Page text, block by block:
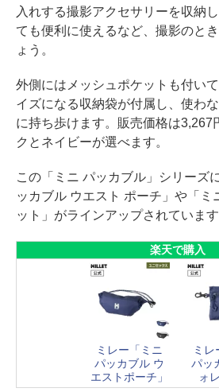
入れする撮影アクセサリーを収納
ても便利に使えるなど、撮影のと
ょう。
外側にはメッシュポケットも付い
イズになる収納袋が付属し、使わ
に持ち歩けます。販売価格は3,267
クとネイビーが選べます。
この「ミニ パッカブル」シリーズ
ッカブル ウエスト ポーチ」や「ミ
ット」がラインアップされています
楽天で購入
ミレー「ミニ
パッカブル ウ
エストポーチ」
ミレ
パッ
ォ